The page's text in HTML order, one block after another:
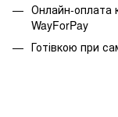
Онлайн-оплата
WayForPay
Готівкою при